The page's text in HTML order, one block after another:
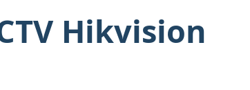
Hikvision